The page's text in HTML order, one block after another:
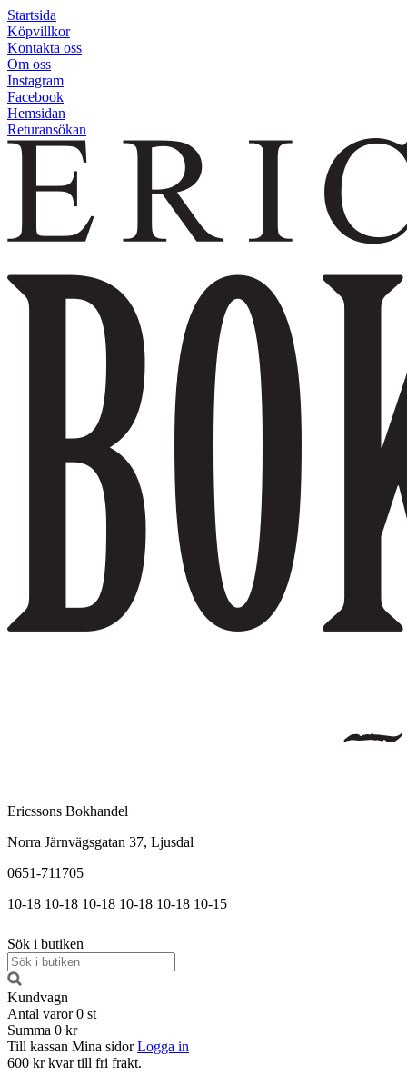
Startsida
Köpvillkor
Kontakta oss
Om oss
Instagram
Facebook
Hemsidan
Returansökan
Ericssons Bokhandel
Norra Järnvägsgatan 37, Ljusdal
0651-711705
10-18 10-18 10-18 10-18 10-18 10-15
Sök i butiken
Kundvagn
Antal varor 0 st
Summa 0 kr
Till kassan Mina sidor Logga in
600 kr kvar till fri frakt.